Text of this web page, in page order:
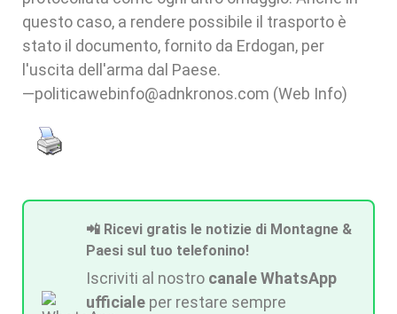
questo caso, a rendere possibile il trasporto è
stato il documento, fornito da Erdogan, per
l'uscita dell'arma dal Paese.
—politicawebinfo@adnkronos.com (Web Info)
📲 Ricevi gratis le notizie di Montagne &
Paesi sul tuo telefonino!
Iscriviti al nostro canale WhatsApp
ufficiale per restare sempre